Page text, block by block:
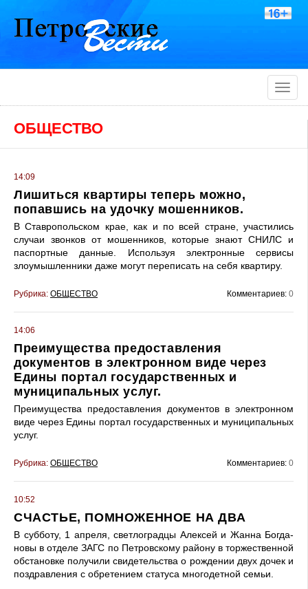
Toggle
ОБЩЕСТВО
14:09
Лишиться квартиры теперь можно,
попавшись на удочку мошенников.
В Ставропольском крае, как и по всей стране, участились
случаи звонков от мошенников, которые знают СНИЛС и
паспортные данные. Используя электронные сервисы
злоумышленники даже могут переписать на себя квартиру.
Рубрика: ОБЩЕСТВО Комментариев: 0
14:06
Преимущества предоставления
документов в электронном виде через
Едины портал государственных и
муниципальных услуг.
Преимущества предоставления документов в электронном
виде через Едины портал государственных и муниципальных
услуг.
Рубрика: ОБЩЕСТВО Комментариев: 0
10:52
СЧАСТЬЕ, ПОМНОЖЕННОЕ НА ДВА
В субботу, 1 апреля, светлоградцы Алексей и Жанна Богда­
новы в отделе ЗАГС по Петровскому району в торжественной
обстановке получили свидетельства о рождении двух дочек и
поздравления с обретением статуса многодетной семьи.